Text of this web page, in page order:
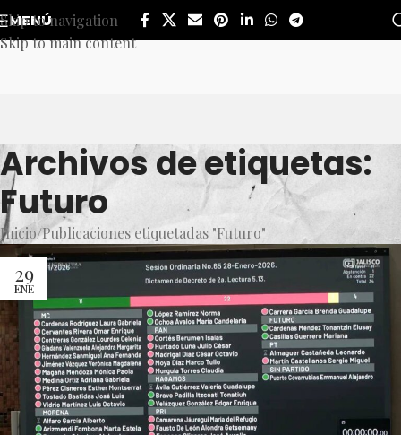
Skip to navigation
Skip to main content
MENÚ
Archivos de etiquetas:
Futuro
Inicio Publicaciones etiquetadas "Futuro"
29
ENE